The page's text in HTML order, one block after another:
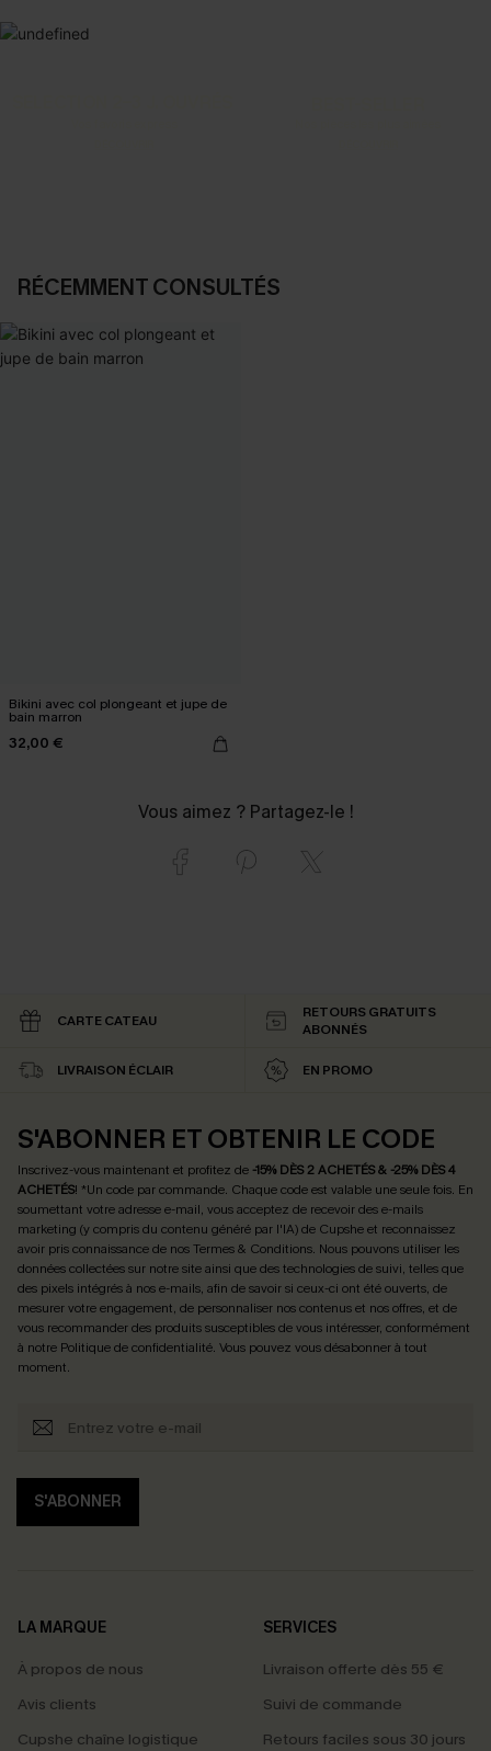
RÉCEMMENT CONSULTÉS
Bikini avec col plongeant et jupe de
bain marron
32,00 €
Vous aimez ? Partagez-le !
CARTE CATEAU
RETOURS GRATUITS
ABONNÉS
LIVRAISON ÉCLAIR EN PROMO
S'ABONNER ET OBTENIR LE CODE
Inscrivez-vous maintenant et profitez de -15% DÈS 2 ACHETÉS & -25% DÈS 4
ACHETÉS! *Un code par commande. Chaque code est valable une seule fois. En
soumettant votre adresse e-mail, vous acceptez de recevoir des e-mails
marketing (y compris du contenu généré par l'IA) de Cupshe et reconnaissez
avoir pris connaissance de nosTermes & Conditions. Nous pouvons utiliser les
données collectées sur notre site ainsi que des technologies de suivi, telles que
des pixels intégrés à nos e-mails, afin de savoir si ceux-ci ont été ouverts, de
mesurer votre engagement, de personnaliser nos contenus et nos offres, et de
vous recommander des produits susceptibles de vous intéresser, conformément
à notre Politique de confidentialité. Vous pouvez vous désabonner à tout
moment.
S'ABONNER
LA MARQUE
À propos de nous
Avis clients
Cupshe chaîne logistique
SERVICES
Livraison offerte dès 55 €
Suivi de commande
Retours faciles sous 30 jours